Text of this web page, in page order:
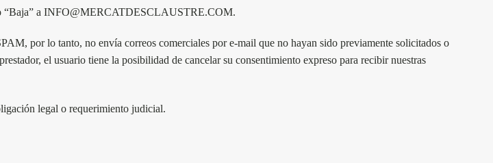
“Baja” a INFO@MERCATDESCLAUSTRE.COM.
por lo tanto, no envía correos comerciales por e-mail que no hayan sido previamente solicitados o
el usuario tiene la posibilidad de cancelar su consentimiento expreso para recibir nuestras
legal o requerimiento judicial.